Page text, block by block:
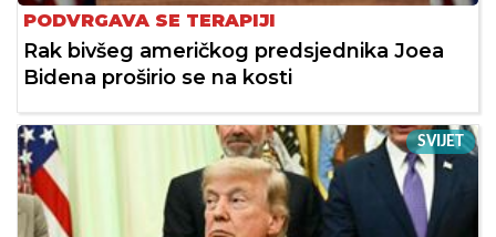
PODVRGAVA SE TERAPIJI
Rak bivšeg američkog predsjednika Joea
Bidena proširio se na kosti
SVIJET